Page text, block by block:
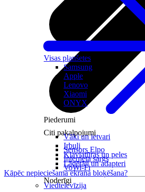
Citi pakalpojumi
Sensors Elpo
Interneta sargs
VoWi-Fi
Viedtelevīzija
Visas planšetes
Samsung
Apple
Lenovo
Xiaomi
ONYX
Piederumi
Vāki un ietvari
Irbuļi
Klaviatūras un peles
Lādētāji un adapteri
Noderīgi
Kāpēc nepieciešama ekrāna bloķēšana?